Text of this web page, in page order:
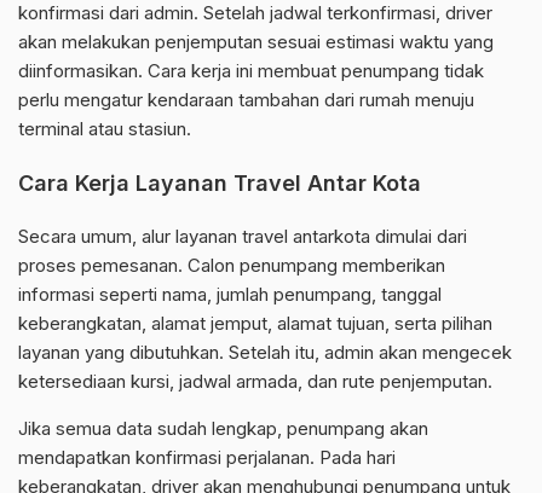
konfirmasi dari admin. Setelah jadwal terkonfirmasi, driver
akan melakukan penjemputan sesuai estimasi waktu yang
diinformasikan. Cara kerja ini membuat penumpang tidak
perlu mengatur kendaraan tambahan dari rumah menuju
terminal atau stasiun.
Cara Kerja Layanan Travel Antar Kota
Secara umum, alur layanan travel antarkota dimulai dari
proses pemesanan. Calon penumpang memberikan
informasi seperti nama, jumlah penumpang, tanggal
keberangkatan, alamat jemput, alamat tujuan, serta pilihan
layanan yang dibutuhkan. Setelah itu, admin akan mengecek
ketersediaan kursi, jadwal armada, dan rute penjemputan.
Jika semua data sudah lengkap, penumpang akan
mendapatkan konfirmasi perjalanan. Pada hari
keberangkatan, driver akan menghubungi penumpang untuk